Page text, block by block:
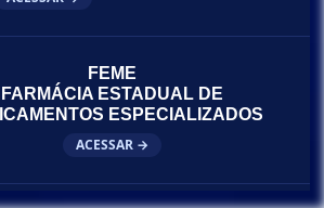
FEME
FARMÁCIA ESTADUAL DE
ESPECIALIZADOS
ACESSAR →